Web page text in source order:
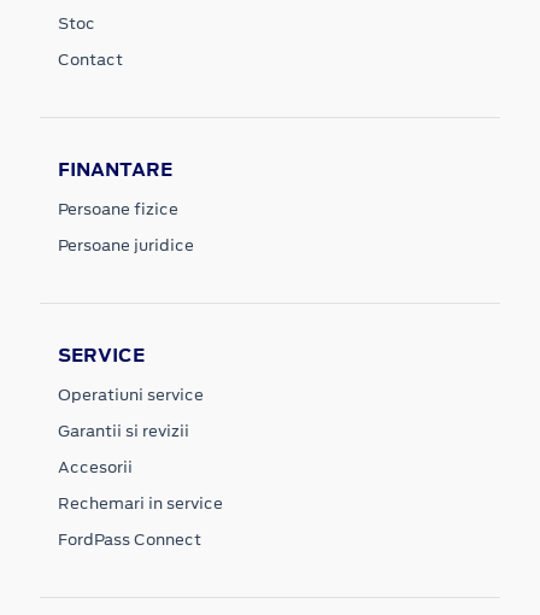
Stoc
Contact
FINANTARE
Persoane fizice
Persoane juridice
SERVICE
Operatiuni service
Garantii si revizii
Accesorii
Rechemari in service
FordPass Connect